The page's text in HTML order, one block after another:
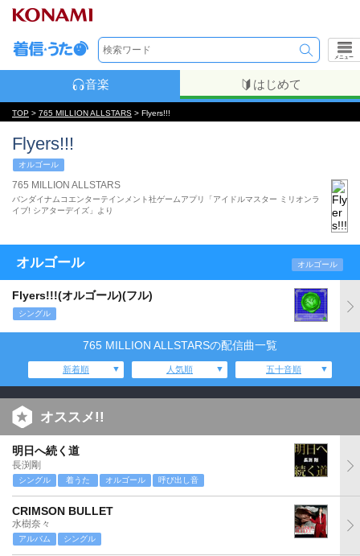
メニュー
音楽 はじめて
TOP > 765 MILLION ALLSTARS > Flyers!!!
Flyers!!!
オルゴール
765 MILLION ALLSTARS
バンダイナムコエンターテインメント社ゲームアプリ「アイドルマスター ミリオンラ
イブ! シアターデイズ」より
オルゴール オルゴール
Flyers!!!(オルゴール)(フル)
シングル
765 MILLION ALLSTARSの配信曲一覧
新着順 人気順 五十音順
オススメ!!
明日へ続く道
長渕剛
シングル 着うた オルゴール 呼び出し音
CRIMSON BULLET
水樹奈々
アルバム シングル